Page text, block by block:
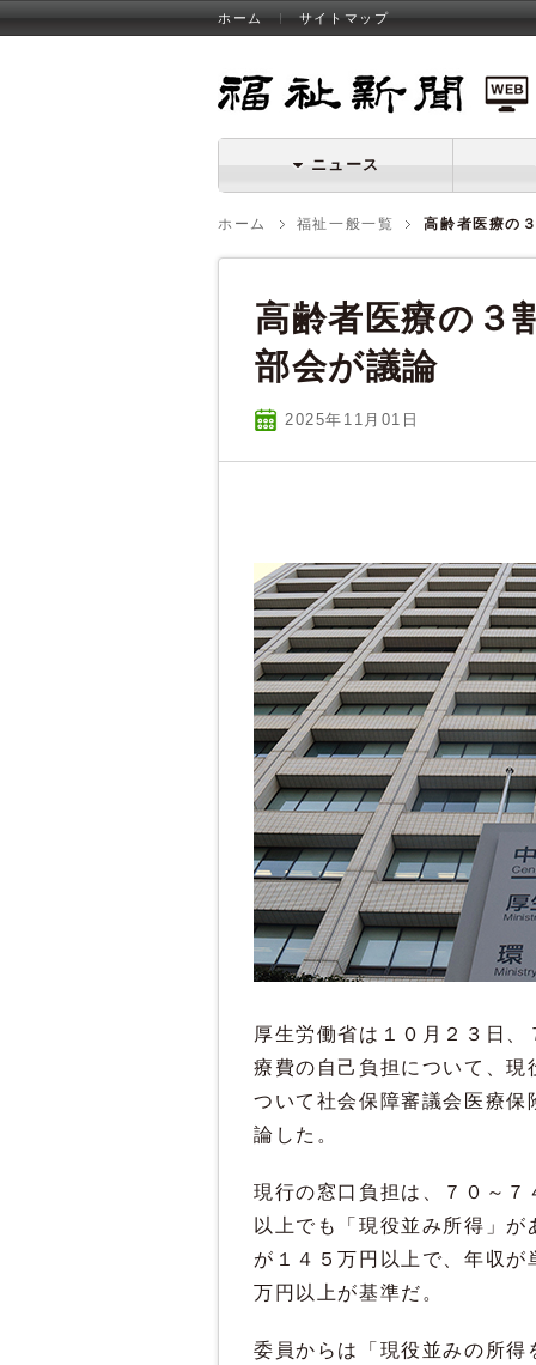
ホーム サイトマップ
ニュース
ホーム 福祉一般一覧 高齢者医療の
高齢者医療の３
部会が議論
2025年11 月 01 日
厚生労働省は１０月２３日
療費の自己負担について、
ついて社会保障審議会医療
論した。
現行の窓口負担は、７０～
以上でも「現役並み所得」
が１４５万円以上で、年収
万円以上が基準だ。
委員からは「現役並みの所